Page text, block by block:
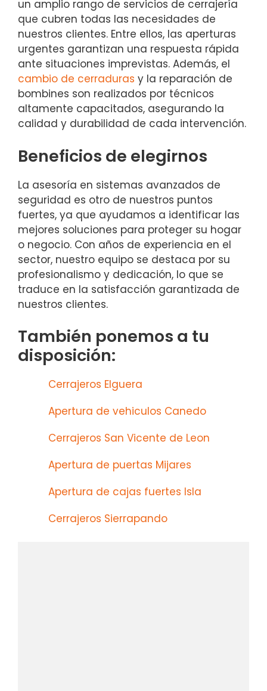
un amplio rango de servicios de cerrajería
que cubren todas las necesidades de
nuestros clientes. Entre ellos, las aperturas
urgentes garantizan una respuesta rápida
ante situaciones imprevistas. Además, el
cambio de cerraduras y la reparación de
bombines son realizados por técnicos
altamente capacitados, asegurando la
calidad y durabilidad de cada intervención.
Beneficios de elegirnos
La asesoría en sistemas avanzados de
seguridad es otro de nuestros puntos
fuertes, ya que ayudamos a identificar las
mejores soluciones para proteger su hogar
o negocio. Con años de experiencia en el
sector, nuestro equipo se destaca por su
profesionalismo y dedicación, lo que se
traduce en la satisfacción garantizada de
nuestros clientes.
También ponemos a tu
disposición:
Cerrajeros Elguera
Apertura de vehiculos Canedo
Cerrajeros San Vicente de Leon
Apertura de puertas Mijares
Apertura de cajas fuertes Isla
Cerrajeros Sierrapando